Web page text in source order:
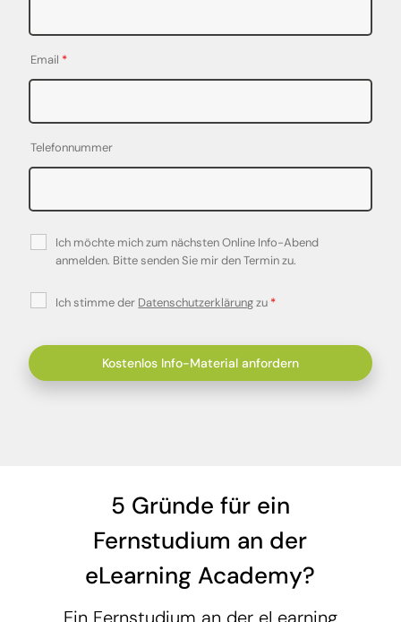
Email *
Telefonnummer
Ich möchte mich zum nächsten Online Info-Abend
anmelden. Bitte senden Sie mir den Termin zu.
Ich stimme der Datenschutzerklärungzu *
5 Gründe für ein
Fernstudium an der
eLearning Academy?